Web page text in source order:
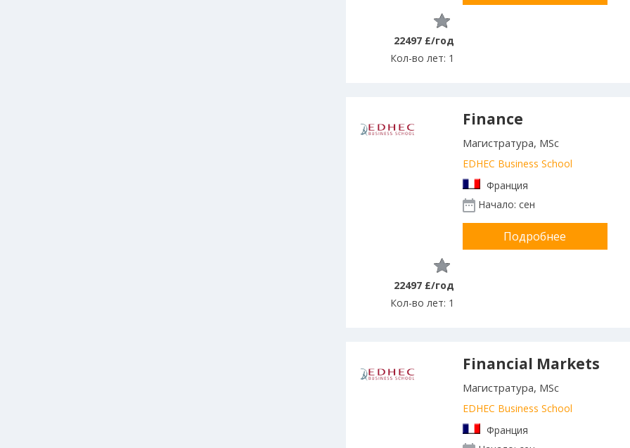
22497 £/год
Кол-во лет: 1
Finance
Магистратура, MSc
EDHEC Business School
Франция
Начало: сен
Подробнее
22497 £/год
Кол-во лет: 1
Financial Markets
Магистратура, MSc
EDHEC Business School
Франция